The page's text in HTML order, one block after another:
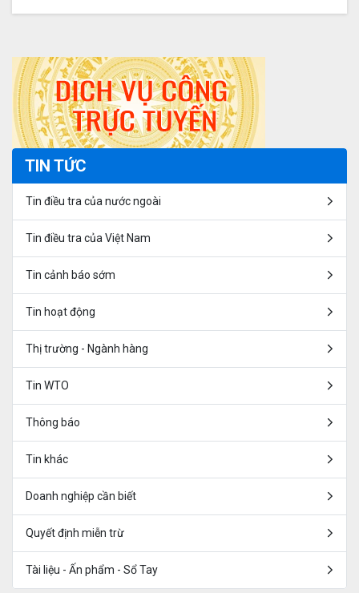
TIN TỨC
Tin điều tra của nước ngoài
Tin điều tra của Việt Nam
Tin cảnh báo sớm
Tin hoạt động
Thị trường - Ngành hàng
Tin WTO
Thông báo
Tin khác
Doanh nghiệp cần biết
Quyết định miễn trừ
Tài liệu - Ấn phẩm - Sổ Tay